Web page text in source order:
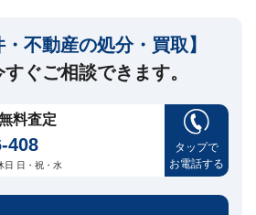
・不動産の処分・買取】
ぐご相談できます。
料査定
408
日・祝・水
タップで
お電話する